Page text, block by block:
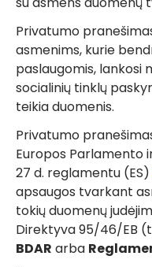
Privatumo
asmenims, kurie
paslaugomis, lankosi
socialinių tinklų
teikia duomenis.
Privatumo
Europos Parlamento
27 d. reglamentu (ES)
apsaugos tvarkant
tokių duomenų
Direktyva 95/46/EB
BDAR arba